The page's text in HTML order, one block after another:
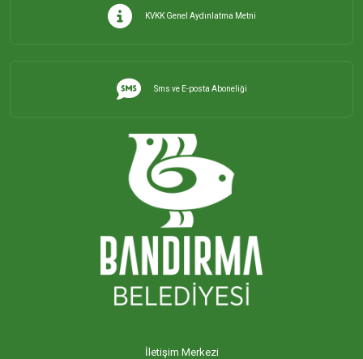
KVKK Genel Aydınlatma Metni
Sms ve E-posta Aboneliği
İletişim Merkezi